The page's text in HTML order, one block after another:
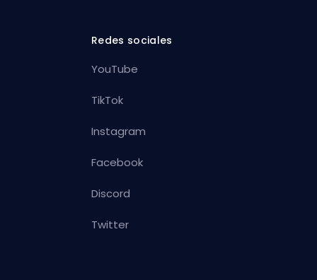
Redes sociales
YouTube
TikTok
Instagram
Facebook
Discord
Twitter